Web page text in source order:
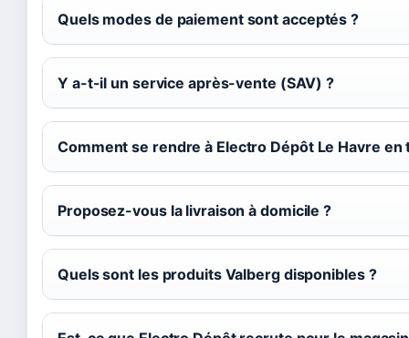
Quels modes de paiement sont acceptés ?
Y a-t-il un service après-vente (SAV) ?
Comment se rendre à Electro Dépôt Le Havre
Proposez-vous la livraison à domicile ?
Quels sont les produits Valberg disponibles ?